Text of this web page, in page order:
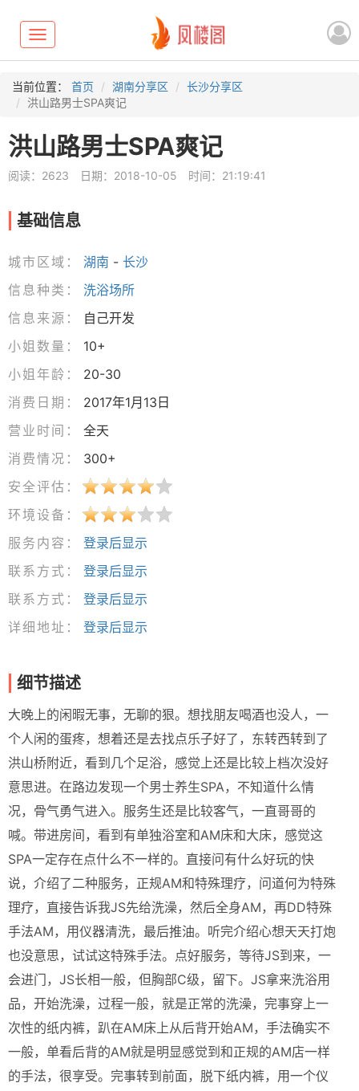
Toggle
navigation
当前位置： 首页 湖南分享区
长沙分享区
洪山路男士SPA爽记
洪山路男士SPA爽记
阅读：2623 日期：2018-10-05 时间：21:19:41
基础信息
城市区域： 湖南 - 长沙
信息种类：
洗浴场所
信息来源：
自己开发
小姐数量：
10+
小姐年龄：
20-30
消费日期：
2017年1月13日
营业时间：
全天
消费情况：
300+
安全评估：
环境设备：
服务内容：
登录后显示
联系方式：
登录后显示
联系方式：
登录后显示
详细地址：
登录后显示
细节描述
大晚上的闲暇无事，无聊的狠。想找朋友喝酒也没人，一
个人闲的蛋疼，想着还是去找点乐子好了，东转西转到了
洪山桥附近，看到几个足浴，感觉上还是比较上档次没好
意思进。在路边发现一个男士养生SPA，不知道什么情
况，骨气勇气进入。服务生还是比较客气，一直哥哥的
喊。带进房间，看到有单独浴室和AM床和大床，感觉这
SPA一定存在点什么不一样的。直接问有什么好玩的快
说，介绍了二种服务，正规AM和特殊理疗，问道何为特殊
理疗，直接告诉我JS先给洗澡，然后全身AM，再DD特殊
手法AM，用仪器清洗，最后推油。听完介绍心想天天打炮
也没意思，试试这特殊手法。点好服务，等待JS到来，一
会进门，JS长相一般，但胸部C级，留下。JS拿来洗浴用
品，开始洗澡，过程一般，就是正常的洗澡，完事穿上一
次性的纸内裤，趴在AM床上从后背开始AM，手法确实不
一般，单看后背的AM就是明显感觉到和正规的AM店一样
的手法，很享受。完事转到前面，脱下纸内裤，用一个仪